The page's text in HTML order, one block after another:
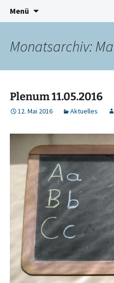
Damf Dresden
Deutschkurse Asyl
Menü
Monatsarchiv:
Plenum 11.05.2016
12. Mai 2016 Aktuelles